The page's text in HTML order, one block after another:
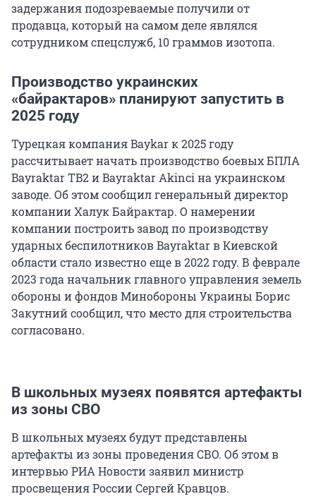
задержания подозреваемые получили от
продавца, который на самом деле являлся
сотрудником спецслужб, 10 граммов изотопа.
Производство украинских
«байрактаров» планируют запустить в
2025 году
Турецкая компания Baykar к 2025 году
рассчитывает начать производство боевых БПЛА
Bayraktar TB2 и Bayraktar Akinci на украинском
заводе. Об этом сообщил генеральный директор
компании Халук Байрактар. О намерении
компании построить завод по производству
ударных беспилотников Bayraktar в Киевской
области стало известно еще в 2022 году. В феврале
2023 года начальник главного управления земель
обороны и фондов Минобороны Украины Борис
Закутний сообщил, что место для строительства
согласовано.
В школьных музеях появятся артефакты
из зоны СВО
В школьных музеях будут представлены
артефакты из зоны проведения СВО. Об этом в
интервью РИА Новости заявил министр
просвещения России Сергей Кравцов.